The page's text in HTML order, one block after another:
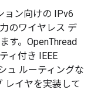
ョン向けの IPv6
のワイヤレス デ
す。OpenThread
ィ付き IEEE
ュ ルーティングな
レイヤを実装して